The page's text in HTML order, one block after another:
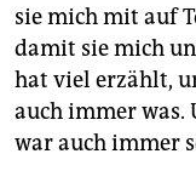
sie mich mit auf
damit sie mich
hat viel erzählt,
auch immer was.
war auch immer